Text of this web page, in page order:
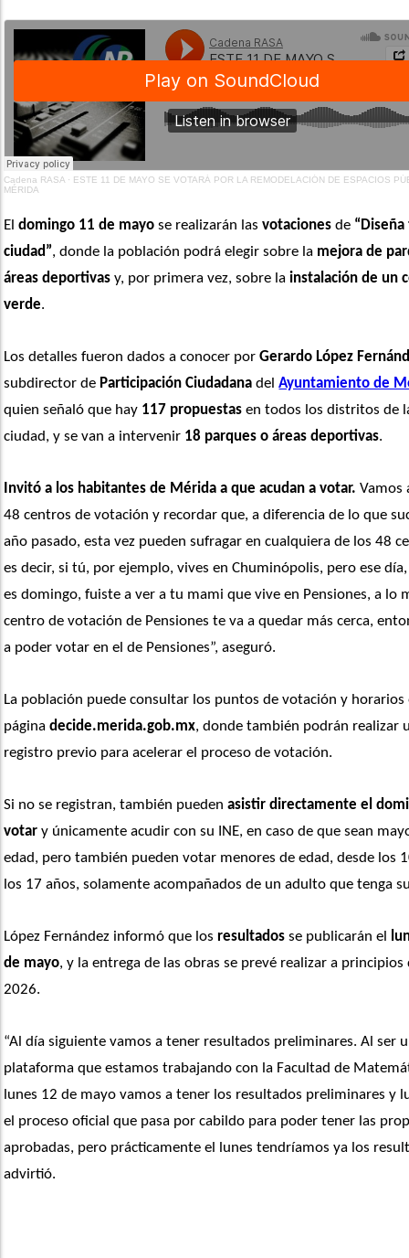
Cadena RASA · ESTE 11 DE MAYO SE VOTARÁ POR LA REMODELACIÓN DE ESPACIOS
MÉRIDA
El domingo 11 de mayo se realizarán las votaciones de
ciudad”, donde la población podrá elegir sobre la mejora de
áreas deportivas y, por primera vez, sobre la instalación de un
verde.
Los detalles fueron dados a conocer por Gerardo López
subdirector de Participación Ciudadana del Ayuntamiento de
quien señaló que hay 117 propuestas en todos los distritos de
ciudad, y se van a intervenir 18 parques o áreas deportivas.
Invitó a los habitantes de Mérida a que acudan a votar. Vamos
48 centros de votación y recordar que, a diferencia de lo que
año pasado, esta vez pueden sufragar en cualquiera de los 48
es decir, si tú, por ejemplo, vives en Chuminópolis, pero ese
es domingo, fuiste a ver a tu mami que vive en Pensiones, a lo
centro de votación de Pensiones te va a quedar más cerca,
a poder votar en el de Pensiones”, aseguró.
La población puede consultar los puntos de votación y horarios
página decide.merida.gob.mx, donde también podrán realizar
registro previo para acelerar el proceso de votación.
Si no se registran, también pueden asistir directamente el
votar y únicamente acudir con su INE, en caso de que sean
edad, pero también pueden votar menores de edad, desde los
los 17 años, solamente acompañados de un adulto que tenga
López Fernández informó que los resultados se publicarán el
de mayo, y la entrega de las obras se prevé realizar a principios
2026.
“Al día siguiente vamos a tener resultados preliminares. Al ser
plataforma que estamos trabajando con la Facultad de
lunes 12 de mayo vamos a tener los resultados preliminares y
el proceso oficial que pasa por cabildo para poder tener las
aprobadas, pero prácticamente el lunes tendríamos ya los
advirtió.